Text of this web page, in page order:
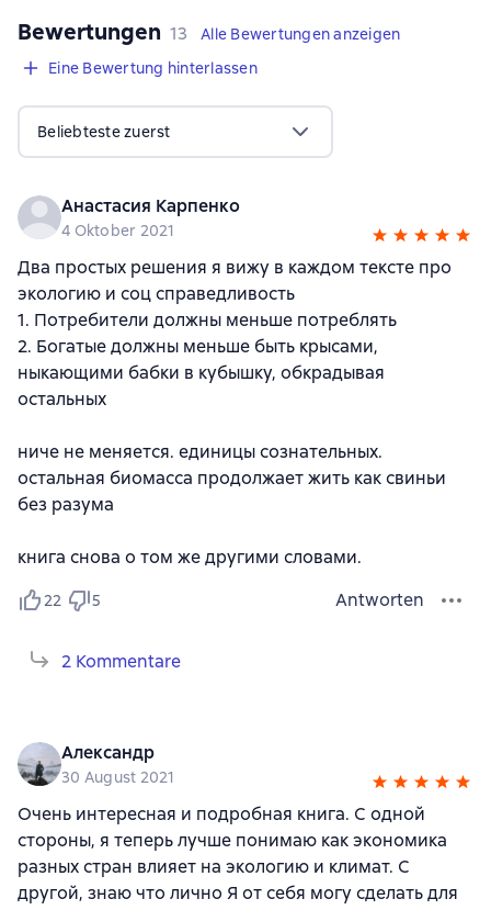
Bewertungen 13 Bewertungen
13
Alle Bewertungen anzeigen
Eine Bewertung hinterlassen
Beliebteste zuerst
Анастасия Карпенко
4 Oktober 2021
Два простых решения я вижу в каждом тексте про
экологию и соц справедливость
1. Потребители должны меньше потреблять
2. Богатые должны меньше быть крысами,
ныкающими бабки в кубышку, обкрадывая
остальных
ниче не меняется. единицы сознательных.
остальная биомасса продолжает жить как свиньи
без разума
книга снова о том же другими словами.
22 5 Antworten
2 Kommentare
Александр
30 August 2021
Очень интересная и подробная книга. С одной
стороны, я теперь лучше понимаю как экономика
разных стран влияет на экологию и климат. С
другой, знаю что лично Я от себя могу сделать для